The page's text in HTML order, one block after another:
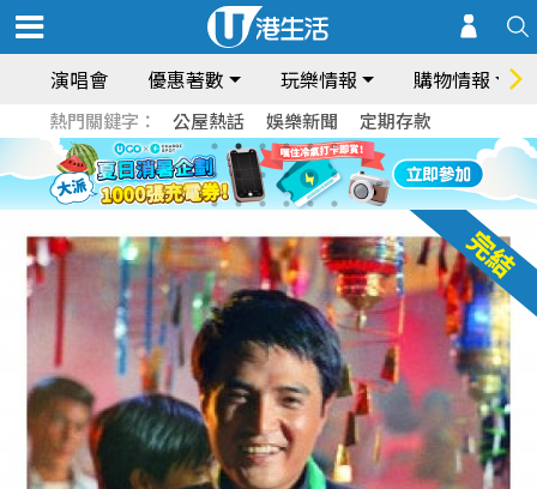
演唱會 優惠著數 玩樂情報 購物情報
熱門關鍵字： 公屋熱話 娛樂新聞 定期存款